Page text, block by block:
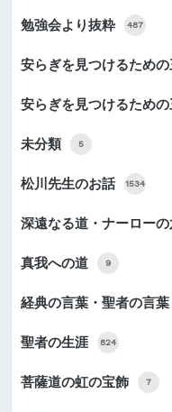
勉強会より抜粋 487
安らぎを見つけるための
安らぎを見つけるための
未分類 5
松川先生のお話 1534
深遠なる道・ナーロー
真我への道 9
経典の言葉・聖者の言葉
聖者の生涯 824
菩薩道の虹の宝飾 7